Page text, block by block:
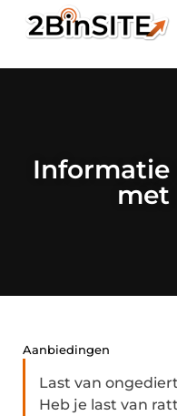
Informatie
met
Aanbiedingen
Last van
Heb je last van